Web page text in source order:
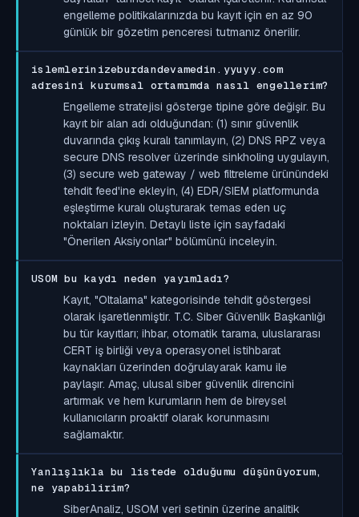
engelleme politikalarınızda bu kayıt için en az 90
günlük bir gözetim penceresi tutmanız önerilir.
islemlerinizeburdandevamedin.yyuyy.com
adresini kurumsal ortamımda nasıl engellerim?
Engelleme stratejisi gösterge tipine göre değişir. Bu
kayıt bir alan adı olduğundan: (1) sınır güvenlik
duvarında çıkış kuralı tanımlayın, (2) DNS RPZ veya
secure DNS resolver üzerinde sinkholing uygulayın,
(3) secure web gateway / web filtreleme ürünündeki
tehdit feed'ine ekleyin, (4) EDR/SIEM platformunda
eşleştirme kuralı oluşturarak temas eden uç
noktaları izleyin. Detaylı liste için sayfadaki
"Önerilen Aksiyonlar" bölümünü inceleyin.
USOM bu kaydı neden yayımladı?
Kayıt, "Oltalama" kategorisinde tehdit göstergesi
olarak işaretlenmiştir. T.C. Siber Güvenlik Başkanlığı
bu tür kayıtları; ihbar, otomatik tarama, uluslararası
CERT iş birliği veya operasyonel istihbarat
kaynakları üzerinden doğrulayarak kamu ile
paylaşır. Amaç, ulusal siber güvenlik direncini
artırmak ve hem kurumların hem de bireysel
kullanıcıların proaktif olarak korunmasını
sağlamaktır.
Yanlışlıkla bu listede olduğumu düşünüyorum,
ne yapabilirim?
SiberAnaliz, USOM veri setinin üzerine analitik